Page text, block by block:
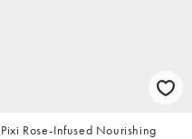
Pixi Rose-Infused Nourishing